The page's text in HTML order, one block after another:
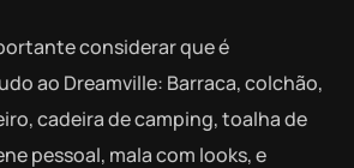
considerar que é
ao Dreamville: Barraca, colchão,
cadeira de camping, toalha de
pessoal, mala com looks, e